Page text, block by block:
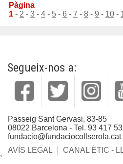
Pàgina
1 - 2 - 3 - 4 - 5 - 6 - 7 - 8 - 9 - 10 -
Segueix-nos a:
Passeig Sant Gervasi, 83-85
08022 Barcelona - Tel. 93 417
fundacio@fundaciocollserola.cat
AVÍS LEGAL
CANAL ÈTIC -
`